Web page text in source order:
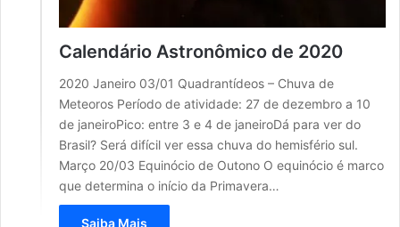
Calendário Astronômico de 2020
2020 Janeiro 03/01 Quadrantídeos – Chuva de
Meteoros Período de atividade: 27 de dezembro a 10
de janeiroPico: entre 3 e 4 de janeiroDá para ver do
Brasil? Será difícil ver essa chuva do hemisfério sul.
Março 20/03 Equinócio de Outono O equinócio é marco
que determina o início da Primavera…
Saiba Mais